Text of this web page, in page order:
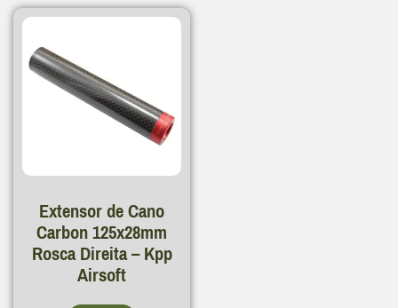
Extensor de Cano
Carbon 125x28mm
Rosca Direita – Kpp
Airsoft